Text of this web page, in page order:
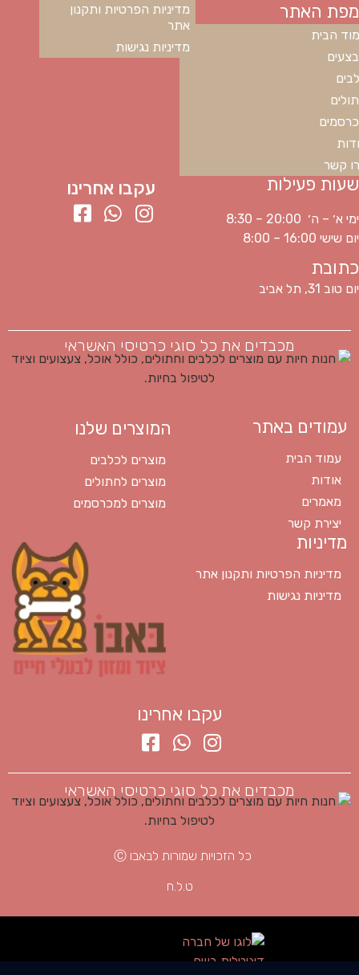
מפת האתר
הבית
קשר
מדיניות הפרטיות ותקנון
אתר
מדיניות נגישות
שעות פעילות
ימי א׳ – ה׳ 20:00 – 8:30
יום שישי 16:00 – 8:00
כתובת
יום טוב 31, תל אביב
עקבו אחרינו
מכבדים את כל סוגי כרטיסי האשראי
עמודים באתר
עמוד הבית
אודות
מאמרים
יצירת קשר
המוצרים שלנו
מוצרים לכלבים
מוצרים לחתולים
מוצרים למכרסמים
מדיניות
מדיניות הפרטיות ותקנון אתר
מדיניות נגישות
עקבו אחרינו
מכבדים את כל סוגי כרטיסי האשראי
כל הזכויות שמורות לבאבו Ⓒ
ט.ל.ח